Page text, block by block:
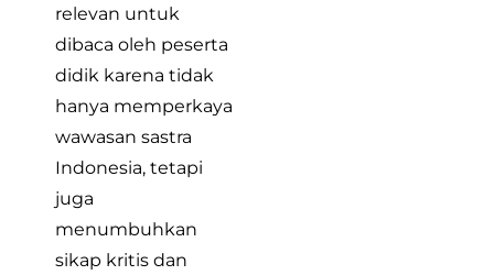
relevan untuk
dibaca oleh peserta
didik karena tidak
hanya memperkaya
wawasan sastra
Indonesia, tetapi
juga
menumbuhkan
sikap kritis dan